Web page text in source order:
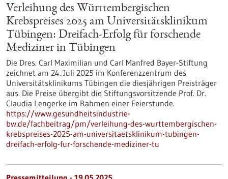
Verleihung des Württembergischen
Krebspreises 2025 am Universitätsklinikum
Tübingen: Dreifach-Erfolg für forschende
Mediziner in Tübingen
Die Dres. Carl Maximilian und Carl Manfred Bayer-Stiftung
zeichnet am 24. Juli 2025 im Konferenzzentrum des
Universitätsklinikums Tübingen die diesjährigen Preisträger
aus. Die Preise übergibt die Stiftungsvorsitzende Prof. Dr.
Claudia Lengerke im Rahmen einer Feierstunde.
https://www.gesundheitsindustrie-
bw.de/fachbeitrag/pm/verleihung-des-wurttembergischen-
krebspreises-2025-am-universitaetsklinikum-tubingen-
dreifach-erfolg-fur-forschende-mediziner-tu